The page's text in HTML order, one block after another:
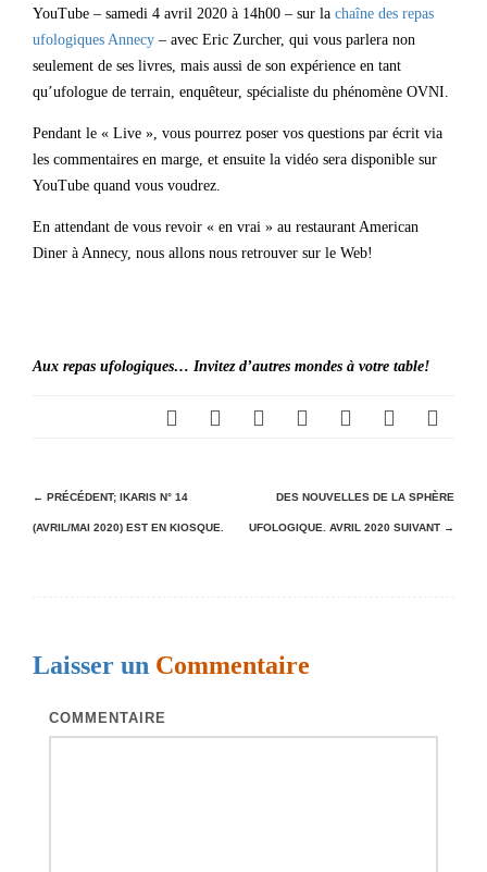
YouTube – samedi 4 avril 2020 à 14h00 – sur la chaîne des repas
ufologiques Annecy – avec Eric Zurcher, qui vous parlera non
seulement de ses livres, mais aussi de son expérience en tant
qu’ufologue de terrain, enquêteur, spécialiste du phénomène OVNI.
Pendant le « Live », vous pourrez poser vos questions par écrit via
les commentaires en marge, et ensuite la vidéo sera disponible sur
YouTube quand vous voudrez.
En attendant de vous revoir « en vrai » au restaurant American
Diner à Annecy, nous allons nous retrouver sur le Web!
Aux repas ufologiques… Invitez d’autres mondes à votre table!
N
a
a
← PRÉCÉDENT; IKARIS N° 14
(AVRIL/MAI 2020) EST EN KIOSQUE.
DES NOUVELLES DE LA SPHÈRE
UFOLOGIQUE. AVRIL 2020 SUIVANT →
Laisser un Commentaire
COMMENTAIRE